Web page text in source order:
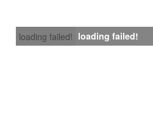
loading failed! loading failed!